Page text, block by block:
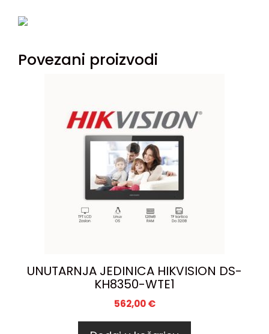
Povezani proizvodi
UNUTARNJA JEDINICA HIKVISION DS-
KH8350-WTE1
562,00€